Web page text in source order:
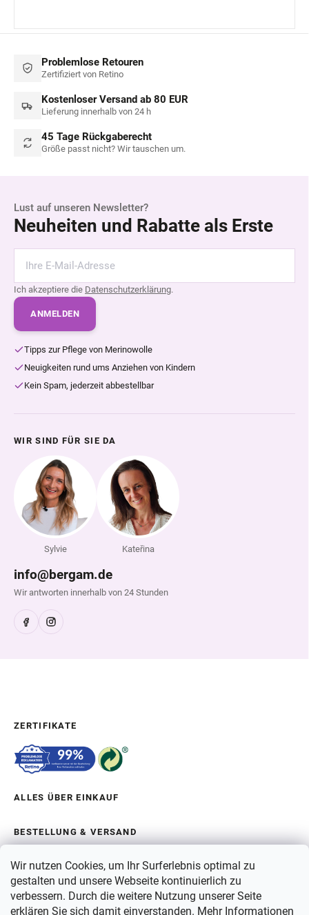
Wir nutzen Cookies, um Ihr Surferlebnis optimal zu
gestalten und unsere Webseite kontinuierlich zu
verbessern. Durch die weitere Nutzung unserer Seite
erklären Sie sich damit einverstanden. Mehr Informationen
Problemlose Retouren
Zertifiziert von Retino
Kostenloser Versand ab 80 EUR
Lieferung innerhalb von 24 h
45 Tage Rückgaberecht
Größe passt nicht? Wir tauschen um.
Lust auf unseren Newsletter?
Neuheiten und Rabatte als Erste
Ich akzeptiere die Datenschutzerklärung.
ANMELDEN
Tipps zur Pflege von Merinowolle
Neuigkeiten rund ums Anziehen von Kindern
Kein Spam, jederzeit abbestellbar
WIR SIND FÜR SIE DA
Sylvie Kateřina
info@bergam.de
Wir antworten innerhalb von 24 Stunden
ZERTIFIKATE
ALLES ÜBER EINKAUF
BESTELLUNG & VERSAND
ÜBER BERGAM